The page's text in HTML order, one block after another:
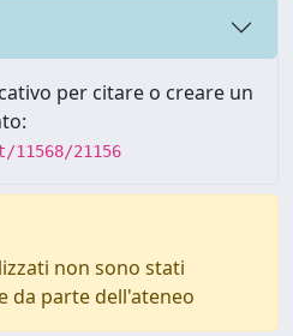
per citare o creare un
21156
non sono stati
da parte dell'ateneo